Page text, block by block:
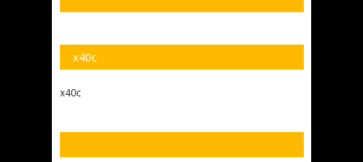
x40c
x40c